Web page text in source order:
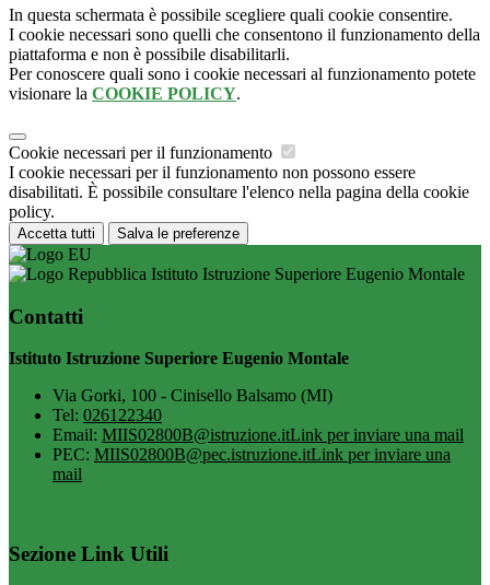
In questa schermata è possibile scegliere quali cookie consentire.
I cookie necessari sono quelli che consentono il funzionamento della
piattaforma e non è possibile disabilitarli.
Per conoscere quali sono i cookie necessari al funzionamento potete
visionare la COOKIE POLICY.
Cookie necessari per il funzionamento
I cookie necessari per il funzionamento non possono essere
disabilitati. È possibile consultare l'elenco nella pagina della cookie
policy.
Accetta tutti Salva le preferenze
Istituto Istruzione Superiore Eugenio Montale
Contatti
Istituto Istruzione Superiore Eugenio Montale
Via Gorki, 100 - Cinisello Balsamo (MI)
Tel: 026122340
Email: MIIS02800B@istruzione.itLink per inviare una mail
PEC: MIIS02800B@pec.istruzione.itLink per inviare una
mail
Sezione Link Utili